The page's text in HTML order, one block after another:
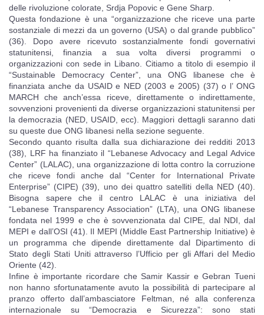
delle rivoluzione colorate, Srdja Popovic e Gene Sharp.
Questa fondazione è una “organizzazione che riceve una parte
sostanziale di mezzi da un governo (USA) o dal grande pubblico”
(36). Dopo avere ricevuto sostanzialmente fondi governativi
statunitensi, finanzia a sua volta diversi programmi o
organizzazioni con sede in Libano. Citiamo a titolo di esempio il
“Sustainable Democracy Center”, una ONG libanese che è
finanziata anche da USAID e NED (2003 e 2005) (37) o l’ ONG
MARCH che anch’essa riceve, direttamente o indirettamente,
sovvenzioni provenienti da diverse organizzazioni statunitensi per
la democrazia (NED, USAID, ecc). Maggiori dettagli saranno dati
su queste due ONG libanesi nella sezione seguente.
Secondo quanto risulta dalla sua dichiarazione dei redditi 2013
(38), LRF ha finanziato il “Lebanese Advocacy and Legal Advice
Center” (LALAC), una organizzazione di lotta contro la corruzione
che riceve fondi anche dal “Center for International Private
Enterprise” (CIPE) (39), uno dei quattro satelliti della NED (40).
Bisogna sapere che il centro LALAC è una iniziativa del
“Lebanese Transparency Association” (LTA), una ONG libanese
fondata nel 1999 e che è sovvenzionata dal CIPE, dal NDI, dal
MEPI e dall’OSI (41). Il MEPI (Middle East Partnership Initiative) è
un programma che dipende direttamente dal Dipartimento di
Stato degli Stati Uniti attraverso l’Ufficio per gli Affari del Medio
Oriente (42).
Infine è importante ricordare che Samir Kassir e Gebran Tueni
non hanno sfortunatamente avuto la possibilità di partecipare al
pranzo offerto dall’ambasciatore Feltman, né alla conferenza
internazionale su “Democrazia e Sicurezza”: sono stati